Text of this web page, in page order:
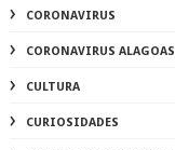
CORONAVIRUS
CORONAVIRUS ALAGOAS
CULTURA
CURIOSIDADES